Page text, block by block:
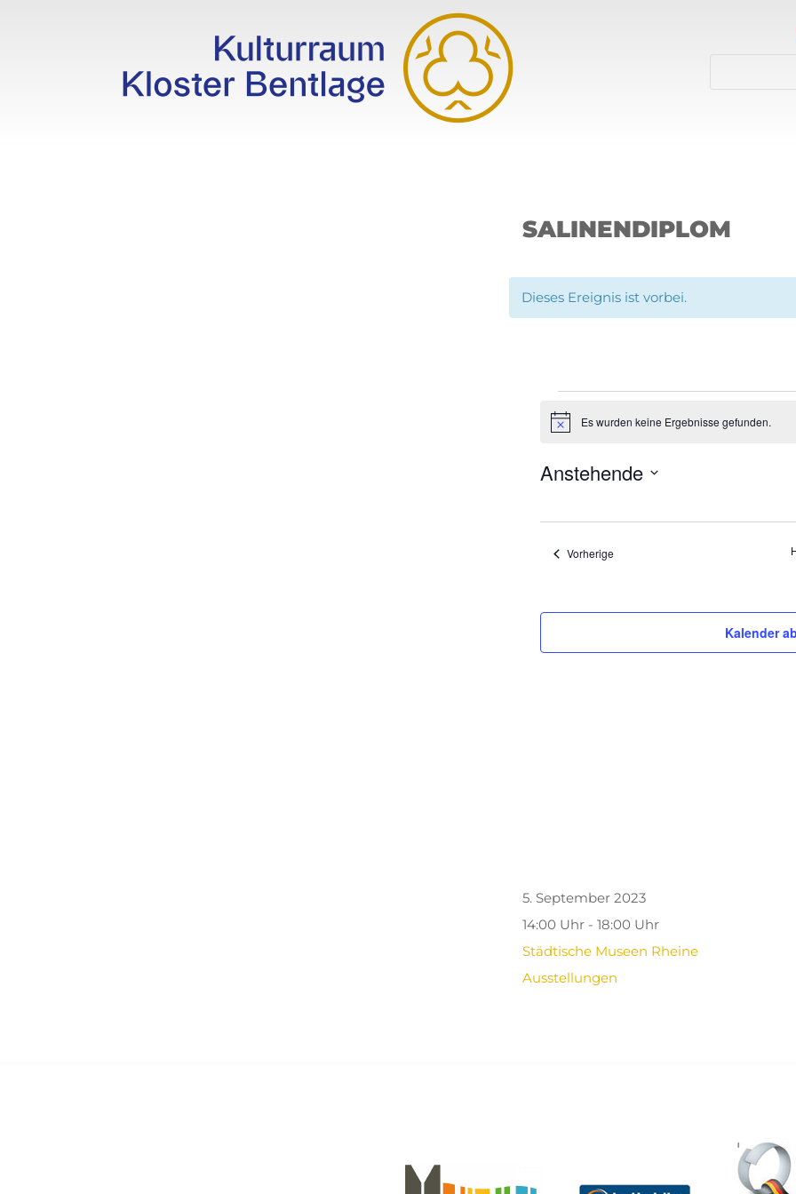
SALINENDIPLOM
Dieses Ereignis ist vorbei.
Veranstaltungen
HinweisEs wurden keine Ergebnisse gefunden.
Anstehende
auswählen.
VorherigeVeranstaltungen
Kalender
5. September 2023
14:00 Uhr - 18:00 Uhr
Städtische Museen Rheine
Ausstellungen